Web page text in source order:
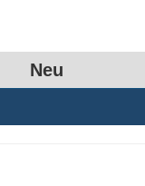
Neu